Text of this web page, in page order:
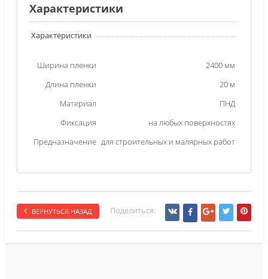
Характеристики
Характеристики
Ширина пленки
2400 мм
Длина пленки
20 м
Материал
ПНД
Фиксация
на любых поверхностях
Предназначение для строительных и малярных работ
ВЕРНУТЬСЯ НАЗАД Поделиться: